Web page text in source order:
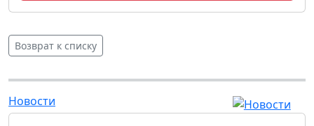
Возврат к списку
Новости